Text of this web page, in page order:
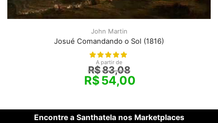
John Martin
Josué Comandando o Sol (1816)
A partir de
R$83,08
R$54,00
Encontre a Santhatela nos Marketplaces